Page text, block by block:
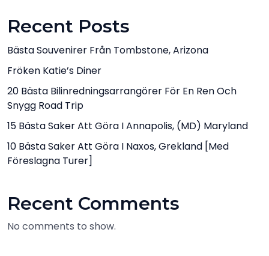
Recent Posts
Bästa Souvenirer Från Tombstone, Arizona
Fröken Katie’s Diner
20 Bästa Bilinredningsarrangörer För En Ren Och
Snygg Road Trip
15 Bästa Saker Att Göra I Annapolis, (MD) Maryland
10 Bästa Saker Att Göra I Naxos, Grekland [med
Föreslagna Turer]
Recent Comments
No comments to show.